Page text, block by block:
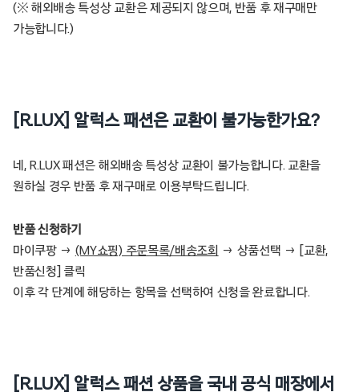
(※ 해외배송 특성상 교환은 제공되지 않으며, 반품 후 재구매만
가능합니다.)
[R.LUX] 알럭스 패션은 교환이 불가능한가요?
네, R.LUX 패션은 해외배송 특성상 교환이 불가능합니다. 교환을
원하실 경우 반품 후 재구매로 이용부탁드립니다.
반품 신청하기
마이쿠팡 → (MY쇼핑) 주문목록/배송조회
→ 상품선택 → [교환,
반품신청] 클릭
이후 각 단계에 해당하는 항목을 선택하여 신청을 완료합니다.
[R.LUX] 알럭스 패션 상품을 국내 공식 매장에서